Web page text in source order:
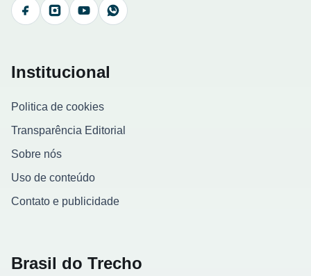
FacebookInstagramYouTubeWhatsApp
Institucional
Politica de cookies
Transparência Editorial
Sobre nós
Uso de conteúdo
Contato e publicidade
Brasil do Trecho